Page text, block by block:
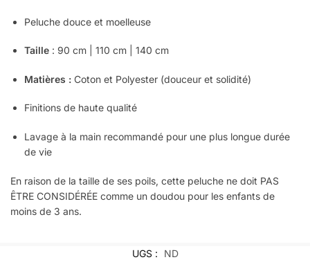
Peluche douce et moelleuse
Taille : 90 cm | 110 cm | 140 cm
Matières : Coton et Polyester (douceur et solidité)
Finitions de haute qualité
Lavage à la main recommandé pour une plus longue durée
de vie
En raison de la taille de ses poils, cette peluche ne doit PAS
ÊTRE CONSIDÉRÉE comme un doudou pour les enfants de
moins de 3 ans.
UGS :
ND